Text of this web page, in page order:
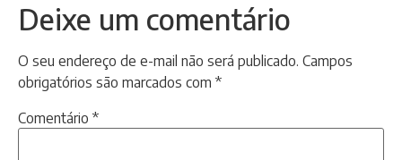
Deixe um comentário
O seu endereço de e-mail não será publicado. Campos
obrigatórios são marcados com *
Comentário *